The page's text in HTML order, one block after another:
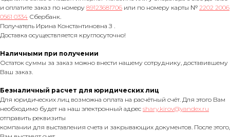
и оплатите заказ по номеру 89123681706 или по номеру карты № 2202 2006
0561 0334 Сбербанк.
Получатель Ирина Константиновна З .
Доставка осуществляется круглосуточно!
Наличными при получении
Остаток суммы за заказ можно внести нашему сотруднику, доставившему
Ваш заказ.
Безналичный расчет для юридических лиц
Для юридических лиц возможна оплата на расчётный счёт. Для этого Вам
необходимо будет на наш электронный адрес shary.kirov@yandex.ru
отправить реквизиты
компании для выставления счета и закрывающих документов. После этого,